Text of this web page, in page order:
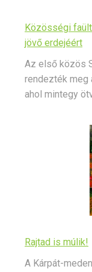
Közösségi
jövő erdejéért
Az első közös
rendezték meg
ahol mintegy
Rajtad is múlik!
A Kárpát-